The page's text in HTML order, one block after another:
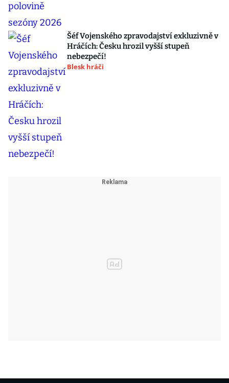
Šéf Vojenského zpravodajství exkluzivně v
Hráčích: Česku hrozil vyšší stupeň
nebezpečí!
Blesk hráči